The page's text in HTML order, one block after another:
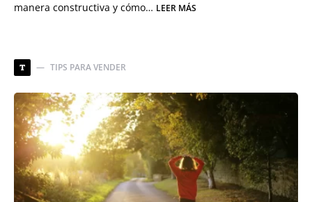
manera constructiva y cómo… LEER MÁS
T TIPS PARA VENDER